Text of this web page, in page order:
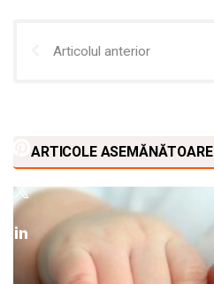
Articolul anterior
ARTICOLE ASEMĂNĂTOARE